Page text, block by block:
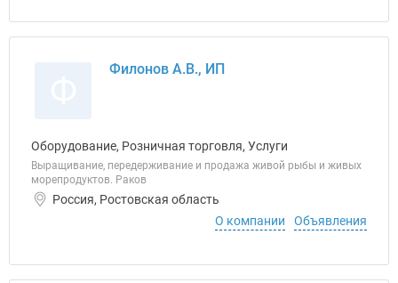
Филонов А.В., ИП
Оборудование, Розничная торговля, Услуги
Выращивание, передерживание и продажа живой рыбы и живых
морепродуктов. Раков
Россия, Ростовская область
О компании
Объявления